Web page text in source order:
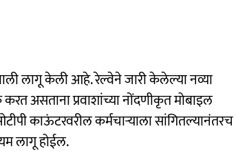
लागू केली आहे. रेल्वेने जारी केलेल्या नव्या
असताना प्रवाशांच्या नोंदणीकृत मोबाइल
काऊंटरवरील कर्मचाऱ्याला सांगितल्यानंतरच
लागू होईल.